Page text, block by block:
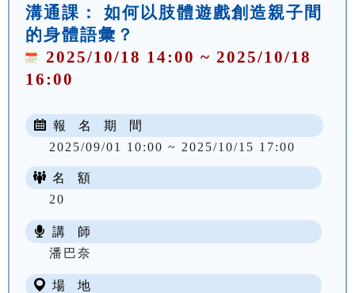
溝通課： 如何以肢體遊戲創造親子間
的身體語彙？
2025/10/18 14:00 ~ 2025/10/18
16:00
報 名 期 間
2025/09/01 10:00 ~ 2025/10/15 17:00
名 額
20
講 師
潘巴奈
場 地